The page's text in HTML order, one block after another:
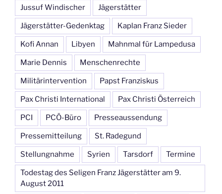
Jussuf Windischer Jägerstätter
Jägerstätter-Gedenktag Kaplan Franz Sieder
Kofi Annan Libyen Mahnmal für Lampedusa
Marie Dennis Menschenrechte
Militärintervention Papst Franziskus
Pax Christi International Pax Christi Österreich
PCI PCÖ-Büro Presseaussendung
Pressemitteilung St. Radegund
Stellungnahme Syrien Tarsdorf Termine
Todestag des Seligen Franz Jägerstätter am 9.
August 2011